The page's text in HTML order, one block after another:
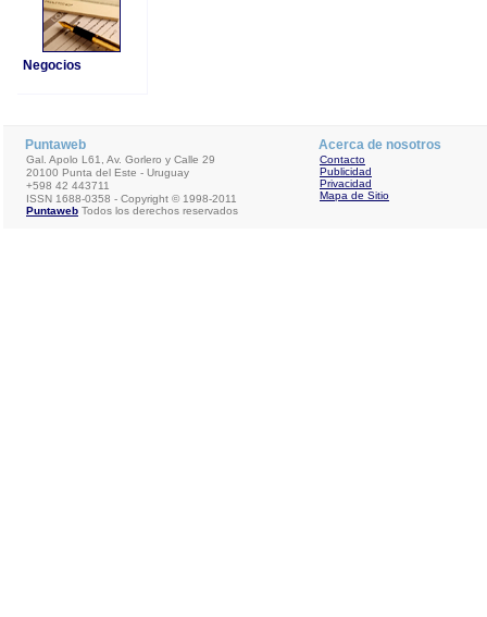
Negocios
Puntaweb
Gal. Apolo L61, Av. Gorlero y Calle 29
20100 Punta del Este - Uruguay
+598 42 443711
ISSN 1688-0358 - Copyright © 1998-2011
Puntaweb Todos los derechos reservados
Acerca de nosotros
Contacto
Publicidad
Privacidad
Mapa de Sitio